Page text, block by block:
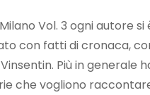
Vol. 3 ogni autore si
con fatti di cronaca,
Più in generale
che vogliono